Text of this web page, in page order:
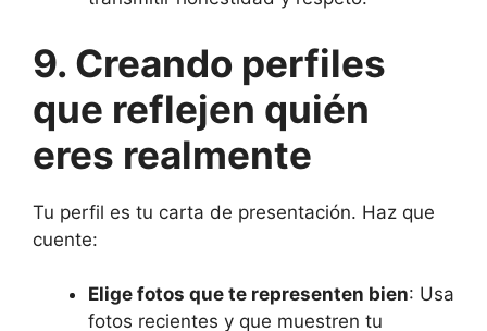
9. Creando perfiles
que reflejen quién
eres realmente
Tu perfil es tu carta de presentación. Haz que
cuente:
Elige fotos que te representen bien: Usa
fotos recientes y que muestren tu